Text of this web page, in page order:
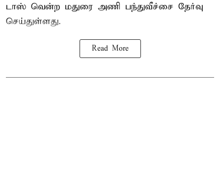
டாஸ் வென்ற மதுரை அணி பந்துவீச்சை தேர்வு
செய்துள்ளது.
Read More